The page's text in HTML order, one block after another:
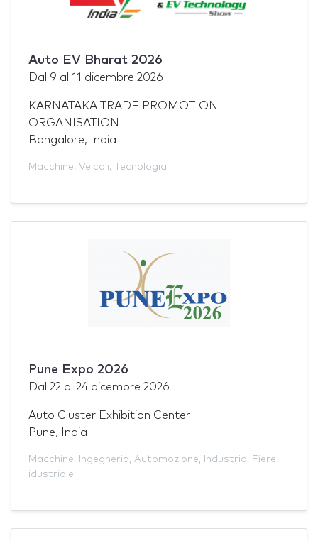
Auto EV Bharat 2026
Dal 9 al 11 dicembre 2026
KARNATAKA TRADE PROMOTION
ORGANISATION
Bangalore, India
Macchine, Veicoli, Tecnologia
Pune Expo 2026
Dal 22 al 24 dicembre 2026
Auto Cluster Exhibition Center
Pune, India
Macchine, Ingegneria, Automozione, Industria, Fiere
idustriale